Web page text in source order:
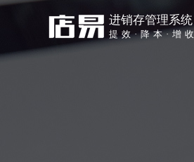
进销存管理系统
提效·降本·增收